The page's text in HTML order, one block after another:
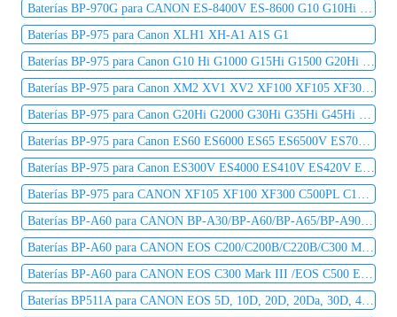
Baterías BP-970G para CANON ES-8400V ES-8600 G10 G10Hi G15Hi
Baterías BP-975 para Canon XLH1 XH-A1 A1S G1
Baterías BP-975 para Canon G10 Hi G1000 G15Hi G1500 G20Hi G2000 G30Hi G35Hi G45Hi
Baterías BP-975 para Canon XM2 XV1 XV2 XF100 XF105 XF300 XF305 C2 DM-MV1 DM-MV10
Baterías BP-975 para Canon G20Hi G2000 G30Hi G35Hi G45Hi MV1 MV10 MV10i MV20 MV20i
Baterías BP-975 para Canon ES60 ES6000 ES65 ES6500V ES7000es ES7000V ES75 ES8000V
Baterías BP-975 para Canon ES300V ES4000 ES410V ES420V ES50 ES5000 ES520A ES55
Baterías BP-975 para CANON XF105 XF100 XF300 C500PL C100 C300
Baterías BP-A60 para CANON BP-A30/BP-A60/BP-A65/BP-A90/CG-A10/CG-A20
Baterías BP-A60 para CANON EOS C200/C200B/C220B/C300 Mark II PL
Baterías BP-A60 para CANON EOS C300 Mark III /EOS C500 EF mount 4K
Baterías BP511A para CANON EOS 5D, 10D, 20D, 20Da, 30D, 40D, 50D, 300D, D30, D60, Kiss, Kiss Digital